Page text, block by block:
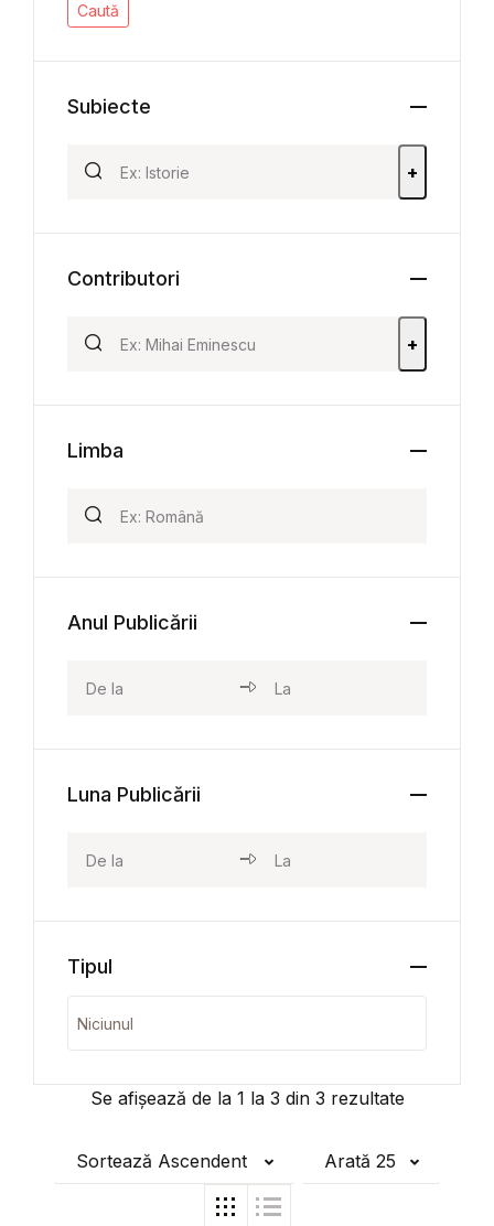
Se afișează de la 1 la 3 din 3 rezultate
Sortează Ascendent Arată 25
Caută
Subiecte
+
Contributori
+
Limba
Anul Publicării
Luna Publicării
Tipul